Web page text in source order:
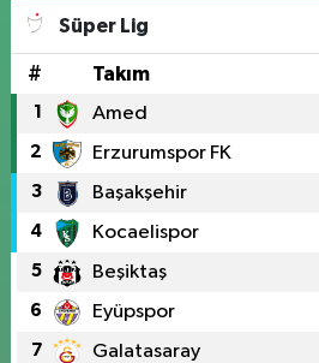
Süper Lig
# Takım
1 Amed
2 Erzurumspor FK
3 Başakşehir
4 Kocaelispor
5 Beşiktaş
6 Eyüpspor
7 Galatasaray